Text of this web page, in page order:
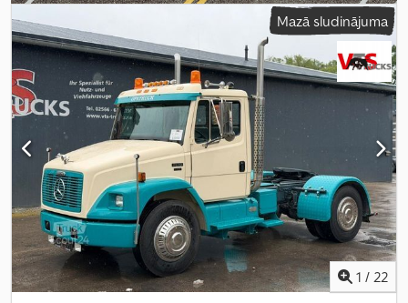
Izvēlēties tirgotāja paketiMazā sludinājuma
1 / 22